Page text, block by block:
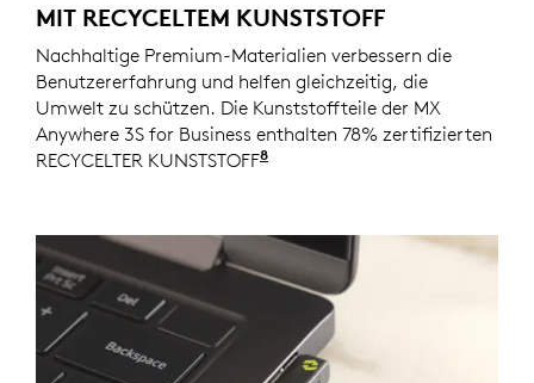
MIT RECYCELTEM KUNSTSTOFF
Nachhaltige Premium-Materialien verbessern die
Benutzererfahrung und helfen gleichzeitig, die
Umwelt zu schützen. Die Kunststoffteile der MX
Anywhere 3S for Business enthalten 78% zertifizierten
RECYCELTER KUNSTSTOFF8